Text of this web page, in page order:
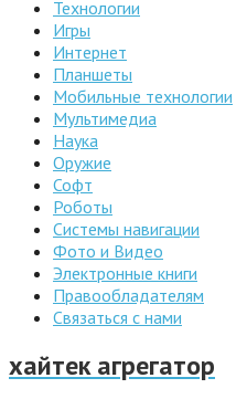
Технологии
Игры
Интернет
Планшеты
Мобильные технологии
Мультимедиа
Наука
Оружие
Софт
Роботы
Системы навигации
Фото и Видео
Электронные книги
Правообладателям
Связаться с нами
хайтек агрегатор